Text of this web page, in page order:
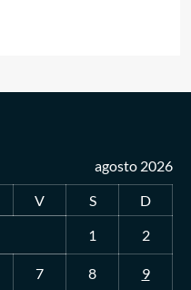
agosto 2026
V S
D
1
2
7 8 9